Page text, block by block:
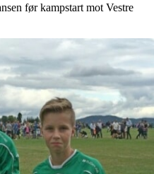
før kampstart mot Vestre